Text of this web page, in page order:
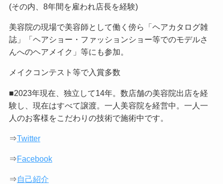
(その内、8年間を雇われ店長を経験)
美容院の現場で美容師として働く傍ら「ヘアカタログ雑
誌」「ヘアショー・ファッションショー等でのモデルさ
んへのヘアメイク」等にも参加。
メイクコンテスト等で入賞多数
■2023年現在、独立して14年。数店舗の美容院出店を経
験し、現在はすべて譲渡。一人美容院を経営中。一人一
人のお客様をこだわりの技術で施術中です。
⇒Twitter
⇒Facebook
⇒自己紹介